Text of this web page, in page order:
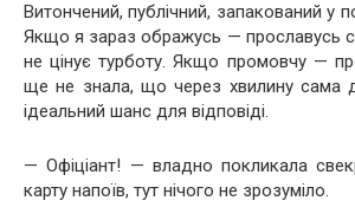
Витончений, публічний, запакований у
Якщо я зараз ображусь — прославусь
не цінує турботу. Якщо промовчу —
ще не знала, що через хвилину сама
ідеальний шанс для відповіді.
— Офіціант! — владно покликала
карту напоїв, тут нічого не зрозуміло.